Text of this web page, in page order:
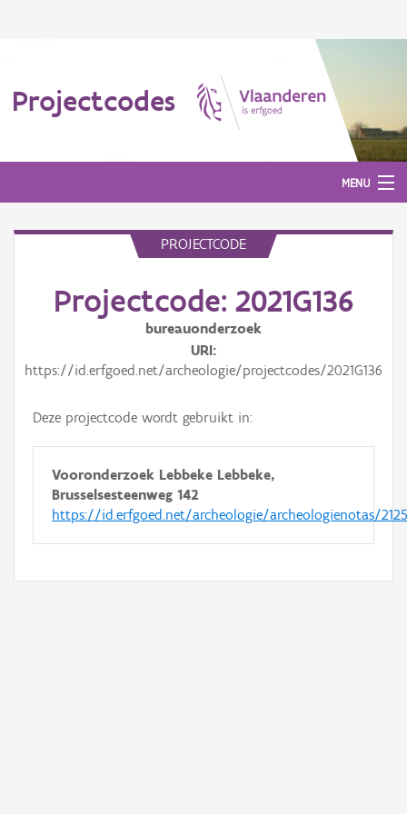
Projectcodes
MENU
PROJECTCODE
Projectcode: 2021G136
bureauonderzoek
URI
https://id.erfgoed.net/archeologie/projectcodes/2021G136
Deze projectcode wordt gebruikt in:
Vooronderzoek Lebbeke Lebbeke,
Brusselsesteenweg 142
https://id.erfgoed.net/archeologie/archeologienotas/